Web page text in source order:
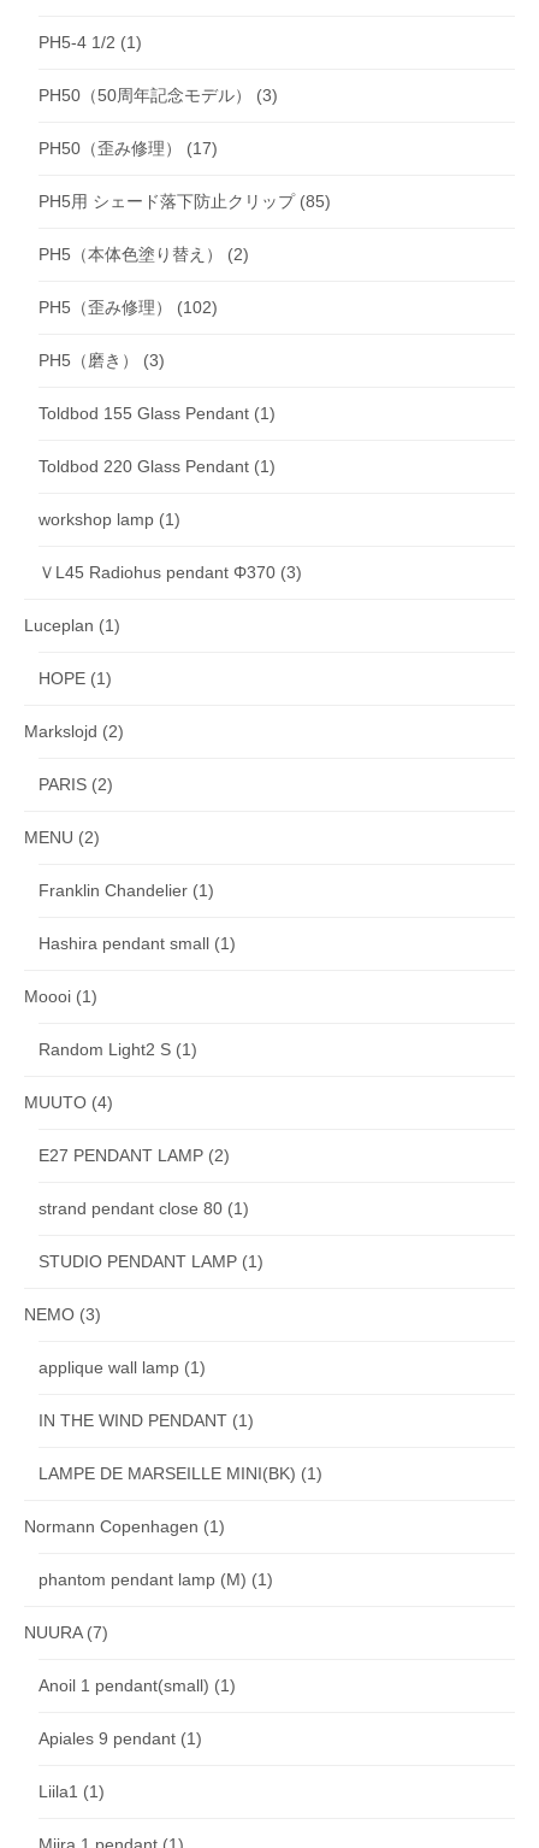
PH5-4 1/2 (1)
PH50（50周年記念モデル） (3)
PH50（歪み修理） (17)
PH5用 シェード落下防止クリップ(85)
PH5（本体色塗り替え） (2)
PH5（歪み修理） (102)
PH5（磨き） (3)
Toldbod 155 Glass Pendant (1)
Toldbod 220 Glass Pendant (1)
workshop lamp (1)
ＶL45 Radiohus pendant Φ370 (3)
Luceplan (1)
HOPE (1)
Markslojd (2)
PARIS (2)
MENU (2)
Franklin Chandelier (1)
Hashira pendant small (1)
Moooi (1)
Random Light2 S (1)
MUUTO (4)
E27 PENDANT LAMP (2)
strand pendant close 80 (1)
STUDIO PENDANT LAMP (1)
NEMO (3)
applique wall lamp (1)
IN THE WIND PENDANT (1)
LAMPE DE MARSEILLE MINI(BK) (1)
Normann Copenhagen (1)
phantom pendant lamp (M) (1)
NUURA(7)
Anoil 1 pendant(small) (1)
Apiales 9 pendant (1)
Liila1 (1)
Miira 1 pendant (1)